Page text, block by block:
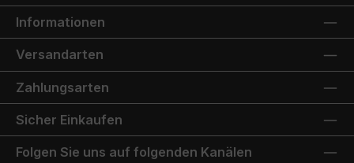
Informationen
Versandarten
Zahlungsarten
Sicher Einkaufen
Folgen Sie uns auf folgenden Kanälen